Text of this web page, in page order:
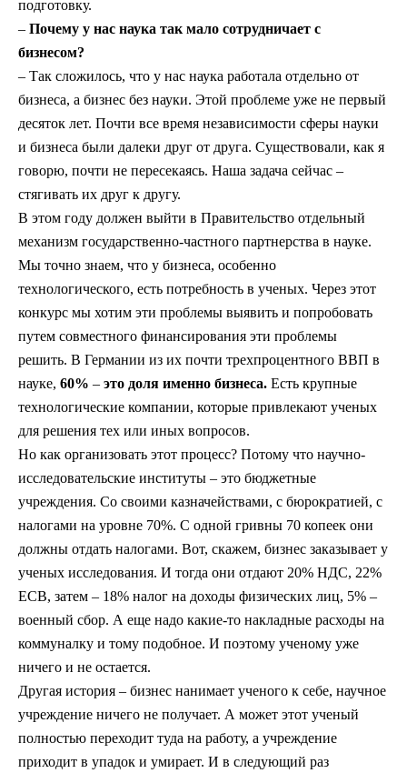
подготовку.
– Почему у нас наука так мало сотрудничает с
бизнесом?
– Так сложилось, что у нас наука работала отдельно от
бизнеса, а бизнес без науки. Этой проблеме уже не первый
десяток лет. Почти все время независимости сферы науки
и бизнеса были далеки друг от друга. Существовали, как я
говорю, почти не пересекаясь. Наша задача сейчас –
стягивать их друг к другу.
В этом году должен выйти в Правительство отдельный
механизм государственно-частного партнерства в науке.
Мы точно знаем, что у бизнеса, особенно
технологического, есть потребность в ученых. Через этот
конкурс мы хотим эти проблемы выявить и попробовать
путем совместного финансирования эти проблемы
решить. В Германии из их почти трехпроцентного ВВП в
науке, 60% – это доля именно бизнеса. Есть крупные
технологические компании, которые привлекают ученых
для решения тех или иных вопросов.
Но как организовать этот процесс? Потому что научно-
исследовательские институты – это бюджетные
учреждения. Со своими казначействами, с бюрократией, с
налогами на уровне 70%. С одной гривны 70 копеек они
должны отдать налогами. Вот, скажем, бизнес заказывает у
ученых исследования. И тогда они отдают 20% НДС, 22%
ЕСВ, затем – 18% налог на доходы физических лиц, 5% –
военный сбор. А еще надо какие-то накладные расходы на
коммуналку и тому подобное. И поэтому ученому уже
ничего и не остается.
Другая история – бизнес нанимает ученого к себе, научное
учреждение ничего не получает. А может этот ученый
полностью переходит туда на работу, а учреждение
приходит в упадок и умирает. И в следующий раз